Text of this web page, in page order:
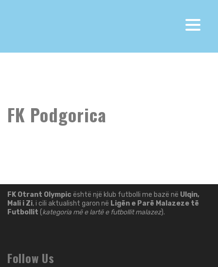
FK Podgorica
FK Otrant Olympic është një klub futbolli me bazë në Ulqin,
Mali i Zi, i cili aktualisht garon në Ligën e Parë Malazeze të
Futbollit (kategoria më e lartë e futbollit malazez).
Follow Us